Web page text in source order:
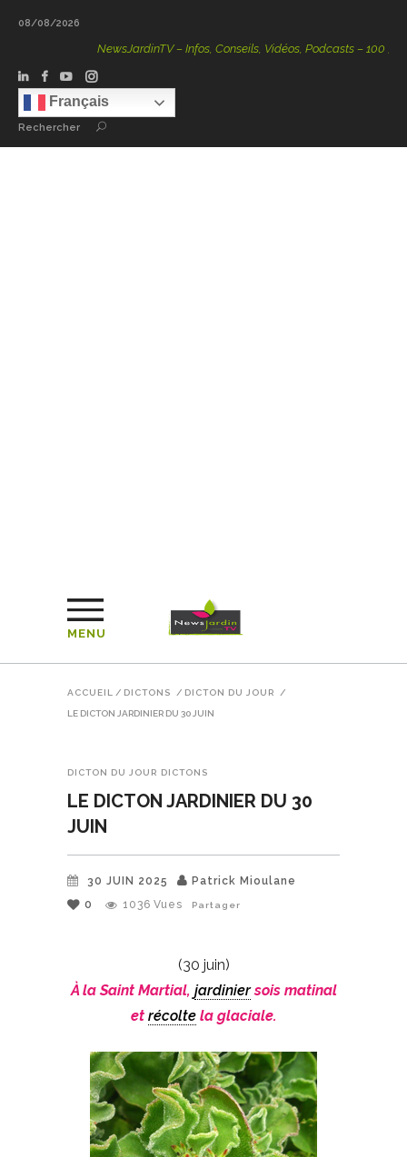
08/08/2026
NewsJardinTV – Infos, Conseils, Vidéos, Podcasts – 100 %
Français
Rechercher
MENU
ACCUEIL / DICTONS / DICTON DU JOUR /
LE DICTON JARDINIER DU 30 JUIN
DICTON DU JOUR DICTONS
LE DICTON JARDINIER DU 30
JUIN
30 JUIN 2025
Patrick Mioulane
0
1036 Vues Partager
(30 juin)
À la Saint Martial, jardiniersois matinal
et récoltela glaciale.